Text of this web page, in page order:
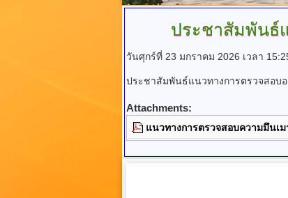
ประชาสัมพันธ์
วันศุกร์ที่ 23 มกราคม 2026 เวลา
ประชาสัมพันธ์แนวทางการตรวจสอบ
Attachments:
แนวทางการตรวจสอบความมึนเ